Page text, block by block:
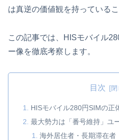
は真逆の価値観を持っているこ
この記事では、HISモバイル
ー像を徹底考察します。
目次
HISモバイル280円SIMの正
最大勢力は「番号維持」ユ
海外居住者・長期滞在者